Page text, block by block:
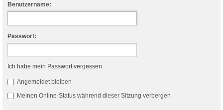
Benutzername:
Passwort:
Ich habe mein Passwort vergessen
Angemeldet bleiben
Meinen Online-Status während dieser Sitzung verbergen